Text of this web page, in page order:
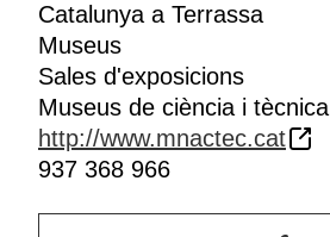
Catalunya a Terrassa
Museus
Sales d'exposicions
Museus de ciència i tècnica
http://www.mnactec.cat
937 368 966